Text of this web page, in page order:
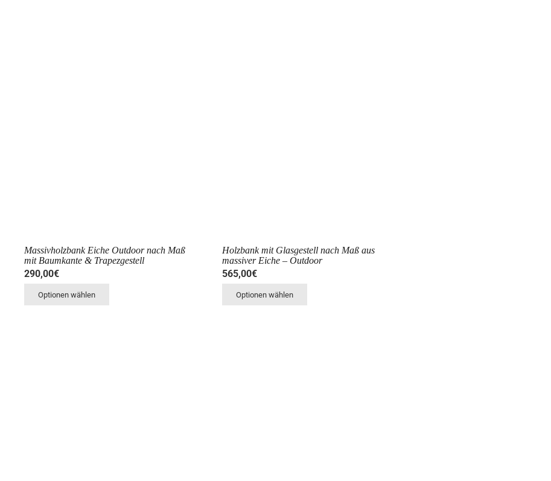
Massivholzbank Eiche Outdoor nach Maß
mit Baumkante & Trapezgestell
290,00€
Optionen wählen
Holzbank mit Glasgestell nach Maß aus
massiver Eiche – Outdoor
565,00€
Optionen wählen